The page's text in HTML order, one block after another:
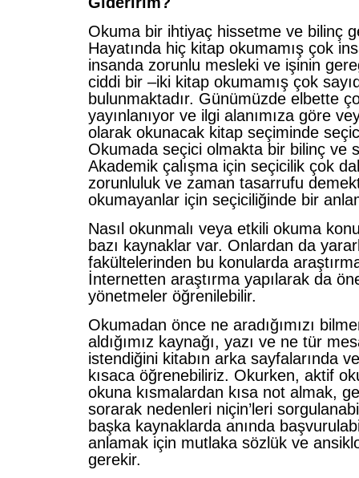
Okuma bir ihtiyaç hissetme ve bilinç
Hayatında hiç kitap okumamış çok
insanda zorunlu mesleki ve işinin
ciddi bir –iki kitap okumamış çok
bulunmaktadır. Günümüzde elbette
yayınlanıyor ve ilgi alanımıza göre
olarak okunacak kitap seçiminde
Okumada seçici olmakta bir bilinç ve
Akademik çalışma için seçicilik çok
zorunluluk ve zaman tasarrufu
okumayanlar için seçiciliğinde bir
Nasıl okunmalı veya etkili okuma
bazı kaynaklar var. Onlardan da
fakültelerinden bu konularda
İnternetten araştırma yapılarak da
yönetmeler öğrenilebilir.
Okumadan önce ne aradığımızı
aldığımız kaynağı, yazı ve ne tür
istendiğini kitabın arka sayfalarında
kısaca öğrenebiliriz. Okurken, aktif
okuna kısmalardan kısa not almak,
sorarak nedenleri niçin’leri
başka kaynaklarda anında
anlamak için mutlaka sözlük ve
gerekir.